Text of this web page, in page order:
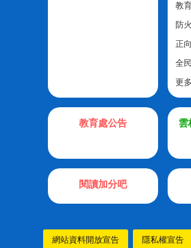
教
防
正
全
更
教育處公告
雲
閱讀加分吧
網站資料開放宣告 隱私權宣告